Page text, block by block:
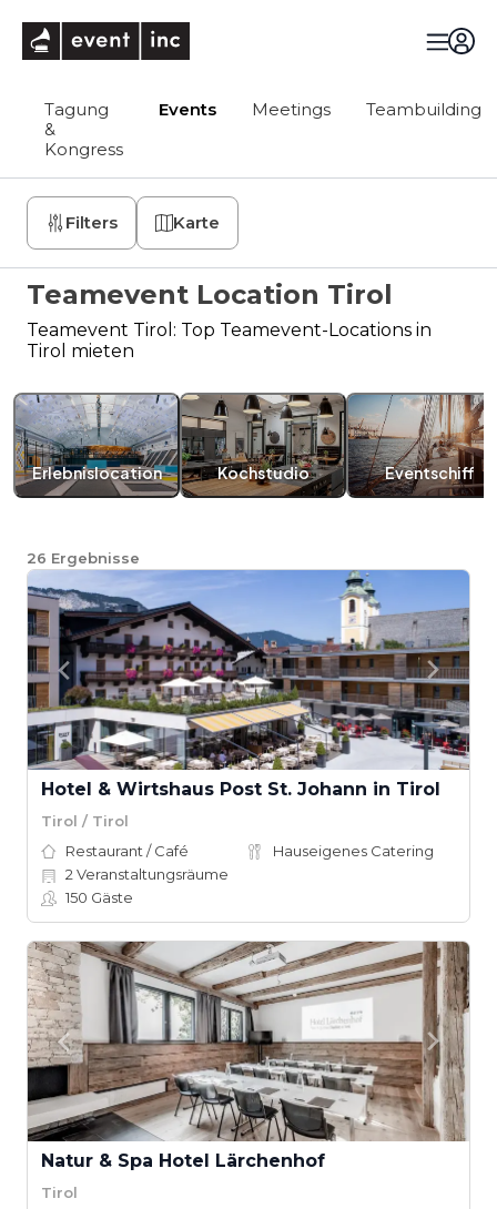
Tagung
&
Kongress
Events Meetings Teambuilding
Filters Karte
Teamevent Location Tirol
Teamevent Tirol: Top Teamevent-Locations in
Tirol mieten
Erlebnislocation Kochstudio Eventschiff
26 Ergebnisse
Hotel & Wirtshaus Post St. Johann in Tirol
Tirol / Tirol
Restaurant / Café
Hauseigenes Catering
2 Veranstaltungsräume
150 Gäste
Natur & Spa Hotel Lärchenhof
Tirol